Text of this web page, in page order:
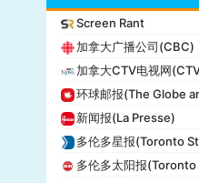
今日美国(USA Today)
BuzzFeed
全国公共广播电台(NPR)
美国广播公司(ABC)
美国新闻与世界报道
CBS Sports
全国广播公司(NBC)
The Verge
Screen Rant
加拿大广播公司(CBC)
加拿大CTV电视网
环球邮报(The Globe
新闻报(La Presse)
多伦多星报(Toronto
多伦多太阳报(Toronto